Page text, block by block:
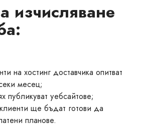
изчисляване
на хостинг доставчика опитват
месец;
публикуват уебсайтове;
ще бъдат готови да
планове.